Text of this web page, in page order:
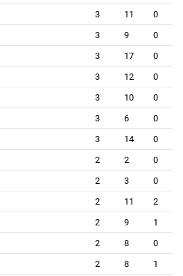
3 11
0
3 9
0
3 17
0
3 12
0
3 10
0
3 6
0
3 14
0
2 2
0
2 3
0
2 11
2
2 9
1
2 8
0
2 8 1